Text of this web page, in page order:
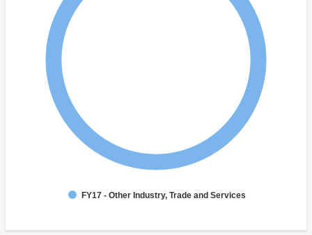
FY17 - Other Industry, Trade and Services